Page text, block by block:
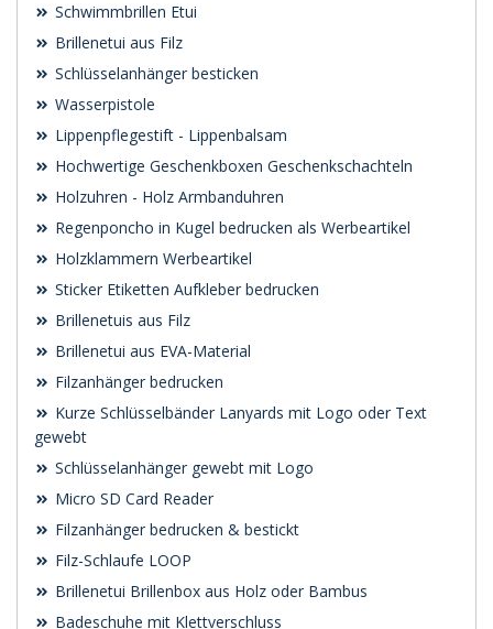
Schwimmbrillen Etui
Brillenetui aus Filz
Schlüsselanhänger besticken
Wasserpistole
Lippenpflegestift - Lippenbalsam
Hochwertige Geschenkboxen Geschenkschachteln
Holzuhren - Holz Armbanduhren
Regenponcho in Kugel bedrucken als Werbeartikel
Holzklammern Werbeartikel
Sticker Etiketten Aufkleber bedrucken
Brillenetuis aus Filz
Brillenetui aus EVA-Material
Filzanhänger bedrucken
Kurze Schlüsselbänder Lanyards mit Logo oder Text
gewebt
Schlüsselanhänger gewebt mit Logo
Micro SD Card Reader
Filzanhänger bedrucken & bestickt
Filz-Schlaufe LOOP
Brillenetui Brillenbox aus Holz oder Bambus
Badeschuhe mit Klettverschluss